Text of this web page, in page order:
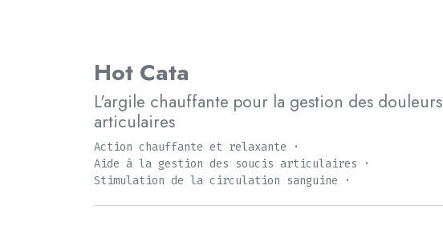
Hot Cata
L'argile chauffante pour la gestion des douleurs
articulaires
Action chauffante et relaxante ·
Aide à la gestion des soucis articulaires ·
Stimulation de la circulation sanguine ·